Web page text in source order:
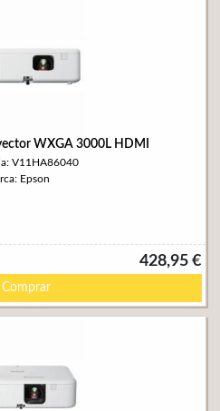
WXGA 3000L HDMI
V11HA86040
Epson
428,95 €
Comprar